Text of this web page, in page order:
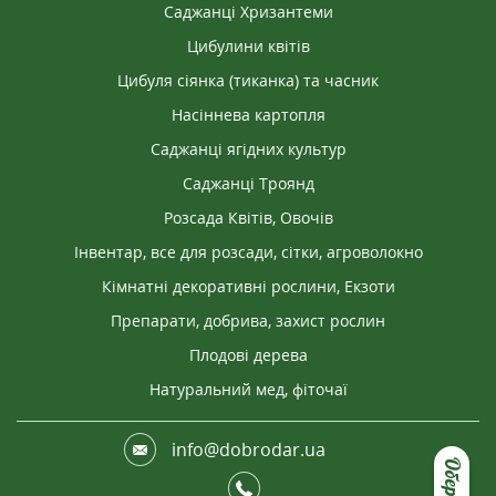
Саджанці Хризантеми
Цибулини квітів
Цибуля сіянка (тиканка) та часник
Насіннева картопля
Саджанці ягідних культур
Саджанці Троянд
Розсада Квітів, Овочів
Інвентар, все для розсади, сітки, агроволокно
Кімнатні декоративні рослини, Екзоти
Препарати, добрива, захист рослин
Плодові дерева
Натуральний мед, фіточаї
info@dobrodar.ua